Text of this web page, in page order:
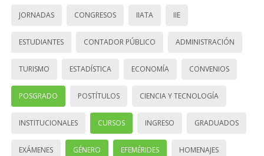
JORNADAS CONGRESOS IIATA IIE
ESTUDIANTES CONTADOR PÚBLICO ADMINISTRACIÓN
TURISMO ESTADÍSTICA ECONOMÍA CONVENIOS
POSGRADO POSTÍTULOS CIENCIA Y TECNOLOGÍA
INSTITUCIONALES CURSOS INGRESO GRADUADOS
EXÁMENES GÉNERO EFEMÉRIDES HOMENAJES